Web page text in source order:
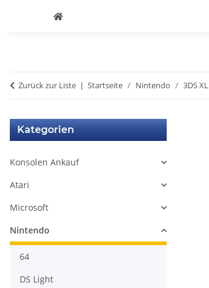
Zurück zur Liste Startseite Nintendo 3DS XL
Kategorien
Konsolen Ankauf
Atari
Microsoft
Nintendo
64
DS Light